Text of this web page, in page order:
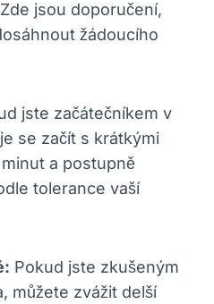
jsou doporučení,
žádoucího
jste začátečníkem v
se začít s krátkými
a postupně
tolerance vaší
Pokud jste zkušeným
můžete zvážit delší